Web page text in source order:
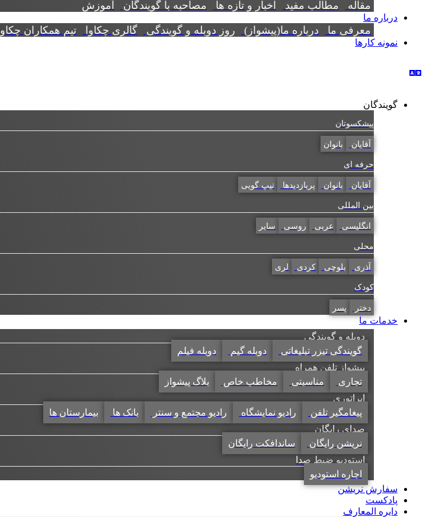
مقاله مطالب مفید اخبار و تازه ها مصاحبه با گویندگان آموزش
درباره ما
معرفی ما درباره ما(پیشواز) روز دوبله و گویندگی گالری چکاوا تیم همکاران چکاوا
نمونه کارها
گویندگان
پیشکسوتان
آقایان بانوان
حرفه ای
آقایان بانوان پربازدیدها تیپ گویی
بین المللی
انگلیسی عربی روسی سایر
محلی
آذری بلوچی کردی لری
کودک
دختر پسر
خدمات ما
دوبله و گویندگی
گویندگی تیزر تبلیغاتی
دوبله گیم
دوبله فیلم
پیشواز تلفن همراه
تجاری
مناسبتی مخاطب خاص
بلاگ پیشواز
اپراتوری
پیغامگیر تلفن
رادیو نمایشگاه رادیو مجتمع و سنتر بانک ها
بیمارستان ها
صدای رایگان
نریشن رایگان
ساندافکت رایگان
استودیو ضبط صدا
اجاره استودیو
سفارش نریشن
پادکست
دایره المعارف